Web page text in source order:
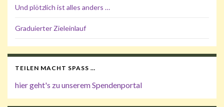
Und plötzlich ist alles anders …
Graduierter Zieleinlauf
TEILEN MACHT SPASS …
hier geht's zu unserem Spendenportal